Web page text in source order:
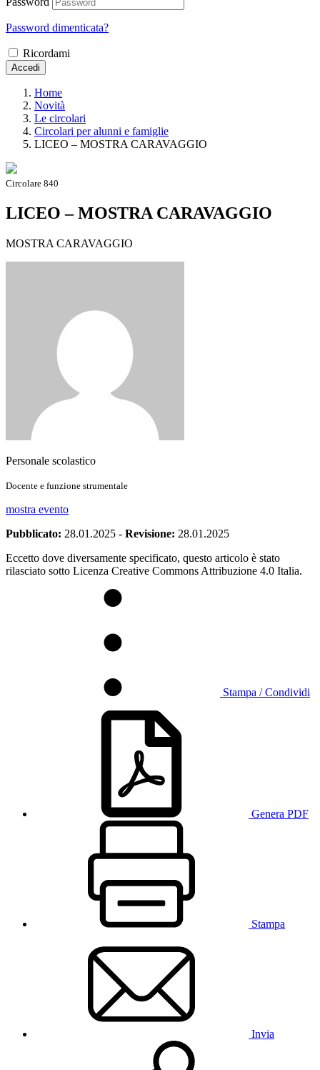
Password dimenticata?
Ricordami
Accedi
Home
Novità
Le circolari
Circolari per alunni e famiglie
LICEO – MOSTRA CARAVAGGIO
Circolare 840
LICEO – MOSTRA CARAVAGGIO
MOSTRA CARAVAGGIO
Personale scolastico
Docente e funzione strumentale
mostra evento
Pubblicato: 28.01.2025 - Revisione: 28.01.2025
Eccetto dove diversamente specificato, questo articolo è stato
rilasciato sotto Licenza Creative Commons Attribuzione 4.0 Italia.
Stampa / Condividi
Genera PDF
Stampa
Invia